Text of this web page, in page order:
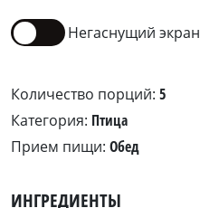
Негаснущий экран
Количество порций: 5
Категория: Птица
Прием пищи: Обед
ИНГРЕДИЕНТЫ